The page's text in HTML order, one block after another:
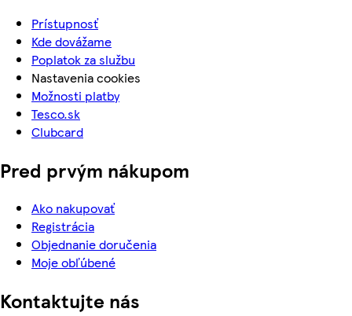
Prístupnosť
Kde dovážame
Poplatok za službu
Nastavenia cookies
Možnosti platby
Tesco.sk
Clubcard
Pred prvým nákupom
Ako nakupovať
Registrácia
Objednanie doručenia
Moje obľúbené
Kontaktujte nás